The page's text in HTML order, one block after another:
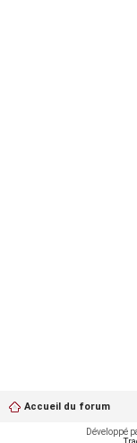
Accueil du forum
Développé